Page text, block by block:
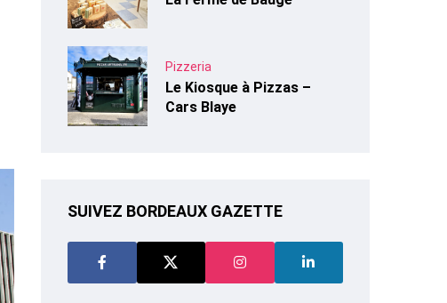
Pizzeria
Le Kiosque à Pizzas –
Cars Blaye
SUIVEZ BORDEAUX GAZETTE